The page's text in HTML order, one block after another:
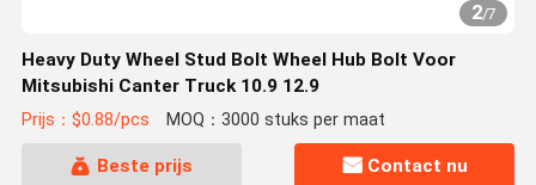
2/7
Heavy Duty Wheel Stud Bolt Wheel Hub Bolt Voor
Mitsubishi Canter Truck 10.9 12.9
Prijs：$0.88/pcs MOQ：3000 stuks per maat
Beste prijs Contact nu